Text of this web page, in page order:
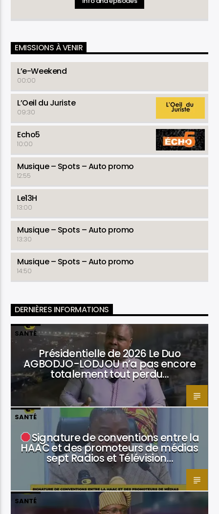
Fréquence: HebdomadaireDurée
EMISSIONS À VENIR
L’e-Weekend
00:00
L’Oeil du Juriste
09:30
Echo5
10:00
Musique – Spots – Auto promo
12:55
Le13H
13:00
Musique – Spots – Auto promo
13:30
Musique – Spots – Auto promo
14:50
DERNIÈRES INFORMATIONS
SANTÉ
Présidentielle de 2026 Le Duo
AGBODJO-LODJOU n’a pas encore
totalement tout perdu…
SANTÉ
Signature de conventions entre la
HAAC et des promoteurs de médias
sept Radios et Télévision…
SANTÉ